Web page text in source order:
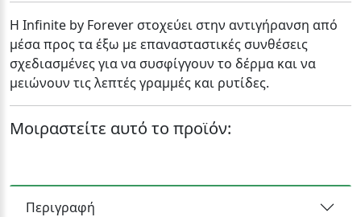
H Infinite by Forever στοχεύει στην αντιγήρανση από
μέσα προς τα έξω με επανασταστικές συνθέσεις
σχεδιασμένες για να συσφίγγουν το δέρμα και να
μειώνουν τις λεπτές γραμμές και ρυτίδες.
Μοιραστείτε αυτό το προϊόν:
Περιγραφή